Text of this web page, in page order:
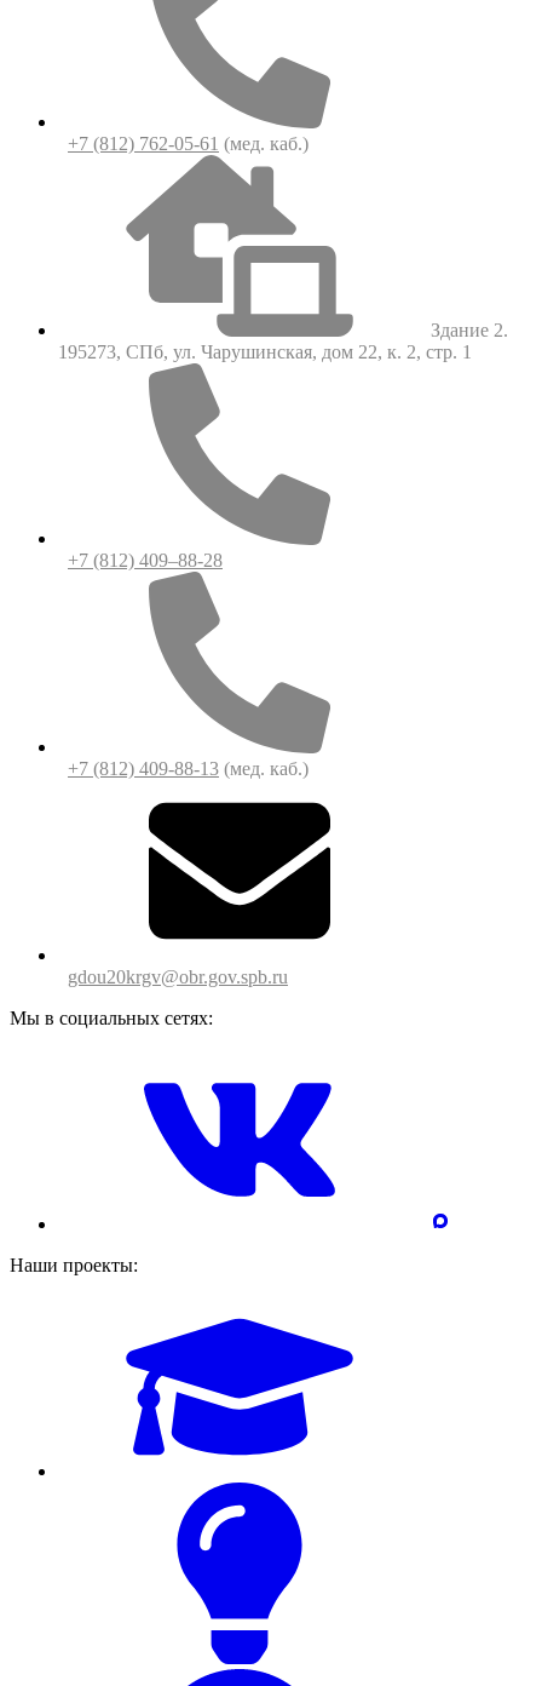
+7 (812) 762-05-61 (мед. каб.)
Здание 2.
195273, СПб, ул. Чарушинская, дом 22, к. 2, стр. 1
+7 (812) 409–88-28
+7 (812) 409-88-13 (мед. каб.)
gdou20krgv@obr.gov.spb.ru
Мы в социальных сетях:
Наши проекты: